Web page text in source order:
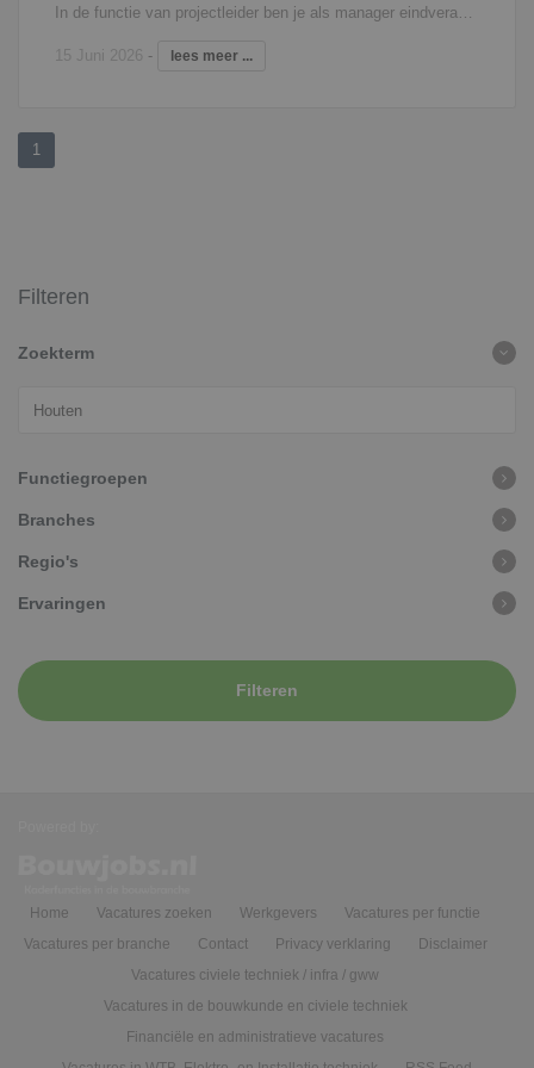
15 Juni 2026 - lees meer ...
1
Filteren
Zoekterm
Functiegroepen
Branches
Regio's
Ervaringen
Filteren
Home Vacatures zoeken Werkgevers
Vacatures per functie
Vacatures per branche
Contact Privacy verklaring
Disclaimer
Vacatures civiele techniek / infra / gww
Vacatures in de bouwkunde en civiele techniek
Financiële en administratieve vacatures